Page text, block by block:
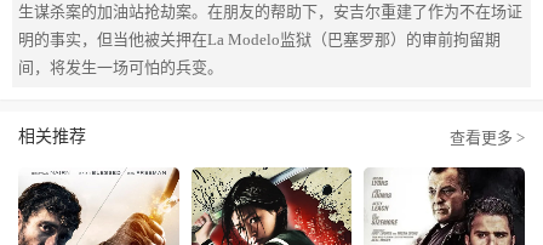
生谋杀案的加油站抢劫案。在朋友的帮助下，安吉尔重建了作为不在场证
明的事实，但当他被关押在La Modelo监狱（巴塞罗那）的审前拘留期
间，将发生一场可怕的兵变。
相关推荐 查看更多 >